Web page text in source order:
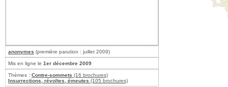
anonymes (première parution : juillet 2009)
Mis en ligne le 1er décembre 2009
Thèmes : Contre-sommets (16 brochures)
Insurrections, révoltes, émeutes (105 brochures)